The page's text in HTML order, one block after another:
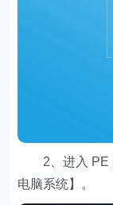
2、进入 PE
电脑系统】。